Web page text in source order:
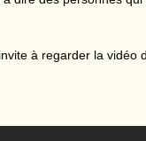
à regarder la vidéo